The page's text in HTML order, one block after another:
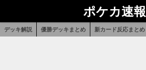
ポケカ速報
デッキ解説 優勝デッキまとめ 新カード反応まとめ